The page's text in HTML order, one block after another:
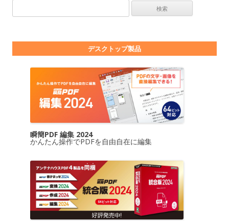
デスクトップ製品
瞬簡PDF 編集 2024
かんたん操作でPDFを自由自在に編集